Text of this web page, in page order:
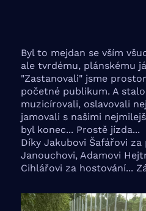
Byl to mejdan se vším
ale tvrdému, plánskému
"Zastanovali" jsme
početné publikum. A
muzicírovali, oslavovali
jamovali s našimi
byl konec... Prostě jízda...
Díky Jakubovi Šafářovi
Janouchovi, Adamovi
Cihlářovi za hostování...